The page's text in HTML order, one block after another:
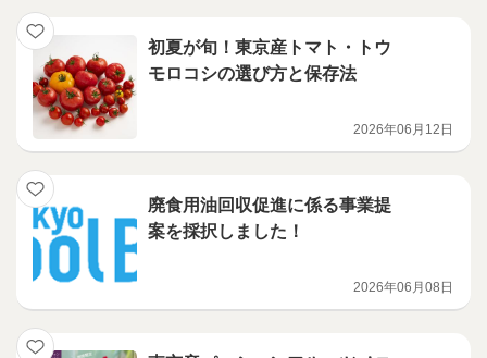
初夏が旬！東京産トマト・トウ
モロコシの選び方と保存法
2026年06月12日
廃食用油回収促進に係る事業提
案を採択しました！
2026年06月08日